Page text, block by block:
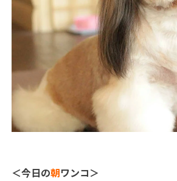
＜今日の朝ワンコ＞